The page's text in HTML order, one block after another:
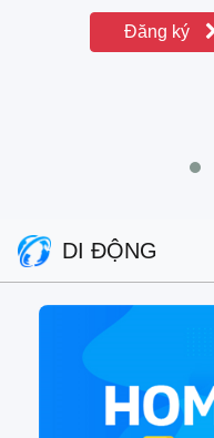
Đăng ký
DI ĐỘNG